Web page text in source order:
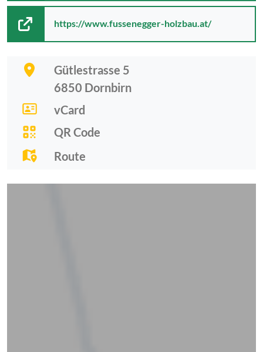
Gütlestrasse 5
6850 Dornbirn
vCard
QR Code
Route
https://www.fussenegger-holzbau.at/